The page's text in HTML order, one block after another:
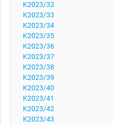
K2023/32
K2023/33
K2023/34
K2023/35
K2023/36
K2023/37
K2023/38
K2023/39
K2023/40
K2023/41
K2023/42
K2023/43